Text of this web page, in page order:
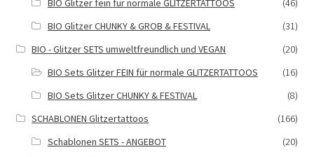
BIO Glitzer CHUNKY & GROB & FESTIVAL
(31)
BIO - Glitzer SETS umweltfreundlich und VEGAN
(20)
BIO Sets Glitzer FEIN für normale GLITZERTATTOOS
(16)
BIO Sets Glitzer CHUNKY & FESTIVAL
(8)
SCHABLONEN Glitzertattoos
(166)
Schablonen SETS - ANGEBOT
(20)